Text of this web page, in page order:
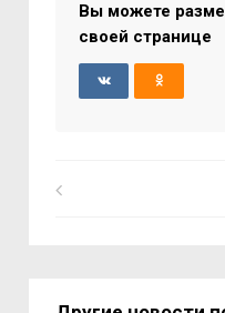
Вы можете
своей странице